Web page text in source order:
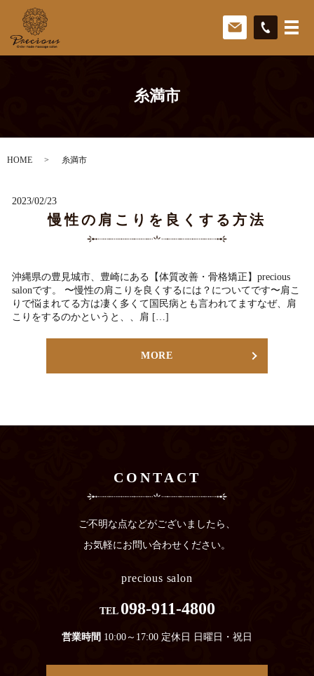
糸満市
HOME 糸満市
2023/02/23
慢性の肩こりを良くする方法
沖縄県の豊見城市、豊崎にある【体質改善・骨格矯正】precious
salonです。 〜慢性の肩こりを良くするには？についてです〜肩こ
りで悩まれてる方は凄く多くて国民病とも言われてますなぜ、肩
こりをするのかというと、、肩 […]
MORE
CONTACT
ご不明な点などがございましたら、
お気軽にお問い合わせください。
precious salon
TEL 098-911-4800
営業時間 10:00～17:00 定休日 日曜日・祝日